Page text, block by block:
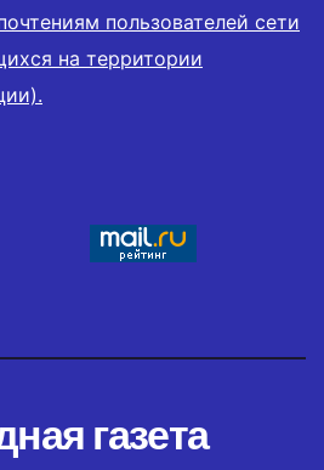
пользователей сети
на территории
газета